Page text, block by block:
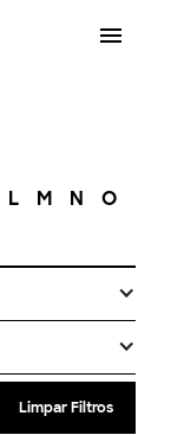
L M N O
Limpar Filtros